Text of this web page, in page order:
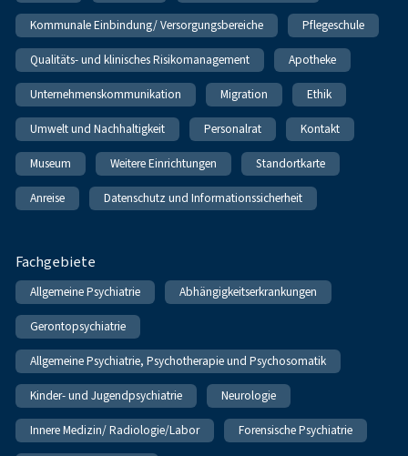
Kommunale Einbindung/ Versorgungsbereiche Pflegeschule
Qualitäts- und klinisches Risikomanagement Apotheke
Unternehmenskommunikation Migration Ethik
Umwelt und Nachhaltigkeit Personalrat Kontakt
Museum Weitere Einrichtungen Standortkarte
Anreise Datenschutz und Informationssicherheit
Fachgebiete
Allgemeine Psychiatrie Abhängigkeitserkrankungen
Gerontopsychiatrie
Allgemeine Psychiatrie, Psychotherapie und Psychosomatik
Kinder- und Jugendpsychiatrie Neurologie
Innere Medizin/ Radiologie/Labor Forensische Psychiatrie